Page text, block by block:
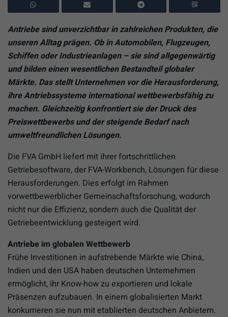
Antriebe sind unverzichtbar in zahlreichen Produkten, die
unseren Alltag prägen. Ob in Automobilen, Flugzeugen,
Schiffen oder Industrieanlagen – sie sind allgegenwärtig
und bilden einen wesentlichen Bestandteil globaler
Märkte. Das stellt Unternehmen vor die Herausforderung,
ihre Antriebssysteme international wettbewerbsfähig zu
machen. Gleichzeitig konfrontiert sie der Druck des
Preiswettbewerbs und der steigende Bedarf nach
umweltfreundlichen Lösungen.
Die FVA GmbH liefert mit ihrer fortschrittlichen
Getriebesoftware, der FVA-Workbench, Lösungen für diese
Herausforderungen. Dies erfolgt im Rahmen
vorwettbewerblicher Gemeinschaftsforschung, wodurch
nicht nur die Effizienz, sondern auch die Qualität der
Getriebeentwicklung gesteigert wird.
Antriebe im globalen Wettbewerb
Frühe Investitionen in aufstrebende Märkte wie China,
Indien und den USA haben deutschen Unternehmen
ermöglicht, ihr Know-how zu exportieren und lokale
Präsenzen aufzubauen. In einem globalisierten Markt
konkurrieren sie nun mit etablierten deutschen Anbietern.